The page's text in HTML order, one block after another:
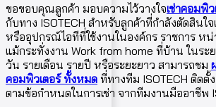
ขอขอบคุณลูกค้า มอบความไว้วางใจเช่าคอมพิ
กับทาง ISOTECH สำหรับลูกค้าที่กำลังตัดสินใจ
หรืออุปกรณ์ไอทีที่ใช้งานในองค์กร ราชการ ห
แม้กระทั่งงาน Work from home ที่บ้าน ในระ
วัน รายเดือน รายปี หรือระยะยาว สามารถชม
คอมพิวเตอร์ ทั้งหมด ที่ทางทีม ISOTECH ติดตั้
ตามข้อกำหนดในการเช่า จากทีมงานมืออาชีพ